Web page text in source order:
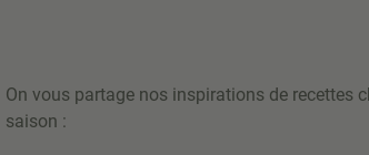
On vous partage nos inspirations de recettes
saison :